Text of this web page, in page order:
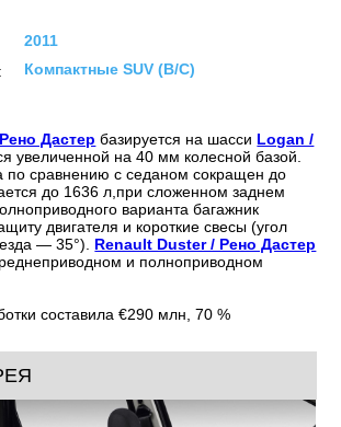
2011
Компактные SUV (B/C)
Дастер базируется на шасси Logan /
увеличенной на 40 мм колесной базой.
по сравнению с седаном сокращен до
до 1636 л,при сложенном заднем
варианта багажник
двигателя и короткие свесы (угол
— 35°). Renault Duster / Рено Дастер
и полноприводном
составила €290 млн, 70 %